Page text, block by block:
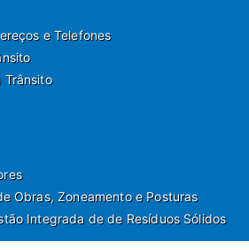
e Telefones
Trânsito
Obras, Zoneamento e Posturas
Integrada de de Resíduos Sólidos